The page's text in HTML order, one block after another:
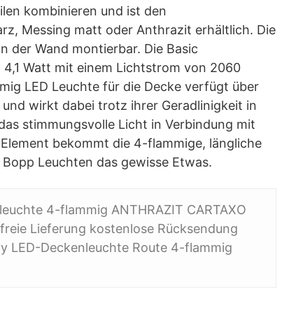
kombinieren und ist den
Messing matt oder Anthrazit erhältlich. Die
der Wand montierbar. Die Basic
Watt mit einem Lichtstrom von 2060
LED Leuchte für die Decke verfügt über
wirkt dabei trotz ihrer Geradlinigkeit in
stimmungsvolle Licht in Verbindung mit
bekommt die 4-flammige, längliche
Leuchten das gewisse Etwas.
4-flammig ANTHRAZIT CARTAXO
Lieferung kostenlose Rücksendung
LED-Deckenleuchte Route 4-flammig